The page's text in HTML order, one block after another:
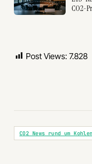
CO2-
Post Views: 7.828
CO2 News rund um